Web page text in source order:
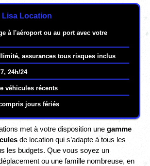
Lisa Location
à l'aéroport ou au port avec votre
assurances tous risques inclus
24h/24
véhicules récents
jours fériés
met à votre disposition une gamme
de location qui s’adapte à tous les
les budgets. Que vous soyez un
ou une famille nombreuse, en